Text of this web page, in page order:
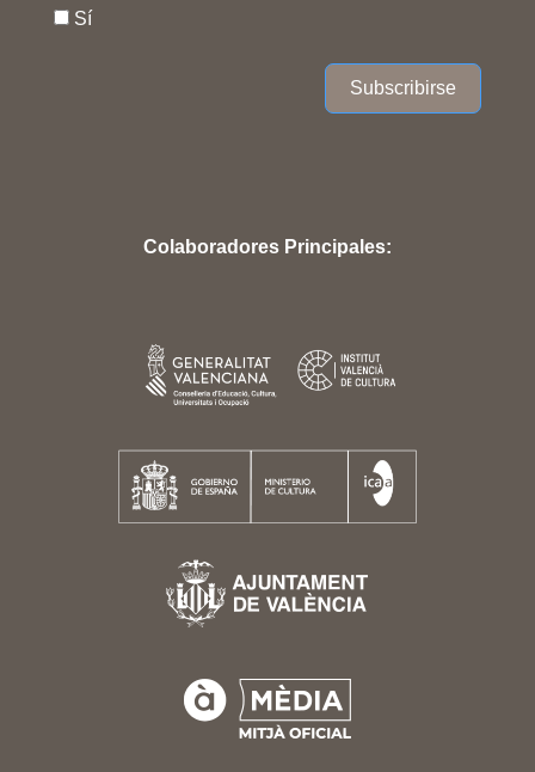
Sí
Subscribirse
Colaboradores Principales: